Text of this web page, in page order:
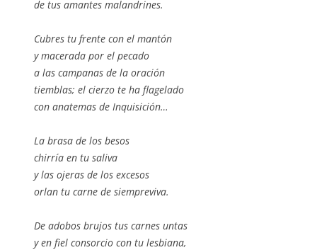
de tus amantes malandrines.
Cubres tu frente con el mantón
y macerada por el pecado
a las campanas de la oración
tiemblas; el cierzo te ha flagelado
con anatemas de Inquisición…
La brasa de los besos
chirría en tu saliva
y las ojeras de los excesos
orlan tu carne de siempreviva.
De adobos brujos tus carnes untas
y en fiel consorcio con tu lesbiana,